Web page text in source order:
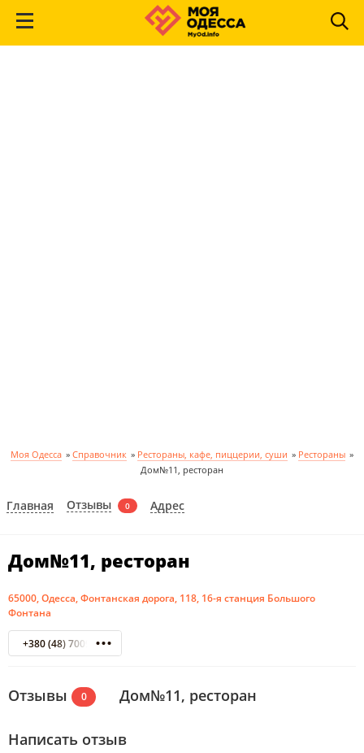
Моя Одесса » Справочник » Рестораны, кафе, пиццерии, суши » Рестораны »
Дом№11, ресторан
Главная Отзывы 0 Адрес
Дом№11, ресторан
65000, Одесса, Фонтанская дорога, 118, 16-я станция Большого
Фонтана
+380 (48) 7009990
Отзывы 0 Дом№11, ресторан
Написать отзыв